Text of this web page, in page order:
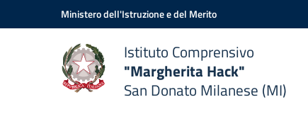
Vai ai contenuti
Vai al menu di navigazioneMinistero dell'Istruzione e del Merito
Istituto Comprensivo
"Margherita Hack"
San Donato Milanese (MI)